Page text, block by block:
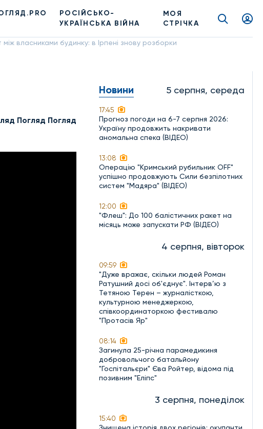
РОСІЙСЬКО-
УКРАЇНСЬКА ВІЙНА
МОЯ
СТРІЧКА
між власниками будинку: в Ірпені знову розборки
Погляд Погляд
Новини 5 серпня, середа
17:45
Прогноз погоди на 6-7 серпня 2026:
Україну продовжить накривати
аномальна спека (ВІДЕО)
13:08
Операцію "Кримський рубильник OFF"
успішно продовжують Сили безпілотних
систем "Мадяра" (ВІДЕО)
12:00
"Флеш": До 100 балістичних ракет на
місяць може запускати РФ (ВІДЕО)
4 серпня, вівторок
09:59
"Дуже вражає, скільки людей Роман
Ратушний досі об'єднує". Інтерв’ю з
Тетяною Терен – журналісткою,
культурною менеджеркою,
співкоординаторкою фестивалю
"Протасів Яр"
08:14
Загинула 25-річна парамедикиня
добровольчого батальйону
"Госпітальєри" Єва Ройтер, відома під
позивним "Еліпс"
3 серпня, понеділок
15:40